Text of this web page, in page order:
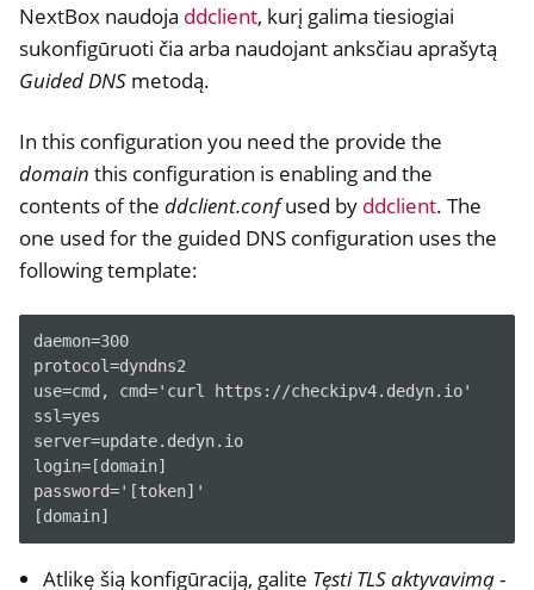
NextBox naudoja ddclient, kurį galima tiesiogiai
sukonfigūruoti čia arba naudojant anksčiau aprašytą
Guided DNS metodą.
In this configuration you need the provide the
domain this configuration is enabling and the
contents of the ddclient.confused by ddclient. The
one used for the guided DNS configuration uses the
following template:
daemon=300
protocol=dyndns2
use=cmd, cmd='curl https://checkipv4.dedyn.io'
ssl=yes
server=update.dedyn.io
login=[domain]
password='[token]'
Atlikę šią konfigūraciją, galite Tęsti TLS aktyvavimą-